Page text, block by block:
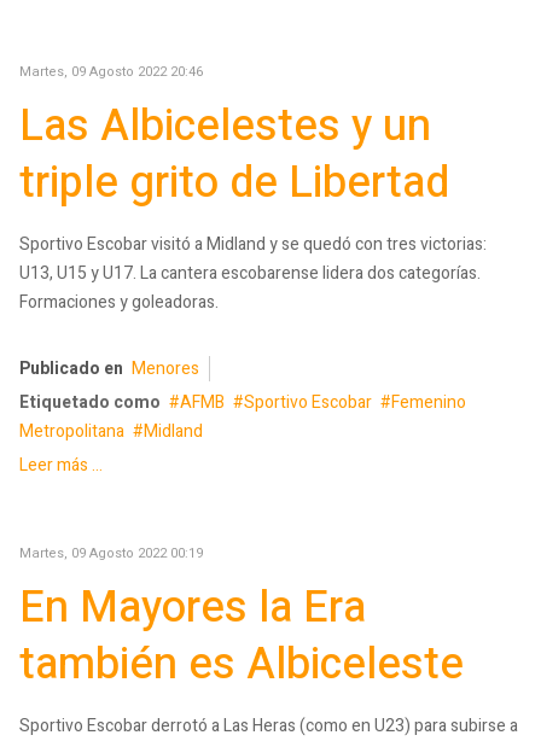
Martes, 09 Agosto 2022 20:46
Las Albicelestes y un
triple grito de Libertad
Sportivo Escobar visitó a Midland y se quedó con tres victorias:
U13, U15 y U17. La cantera escobarense lidera dos categorías.
Formaciones y goleadoras.
Publicado en Menores
Etiquetado como
AFMB Sportivo Escobar
Femenino
Metropolitana
Midland
Leer más ...
Martes, 09 Agosto 2022 00:19
En Mayores la Era
también es Albiceleste
Sportivo Escobar derrotó a Las Heras (como en U23) para subirse a